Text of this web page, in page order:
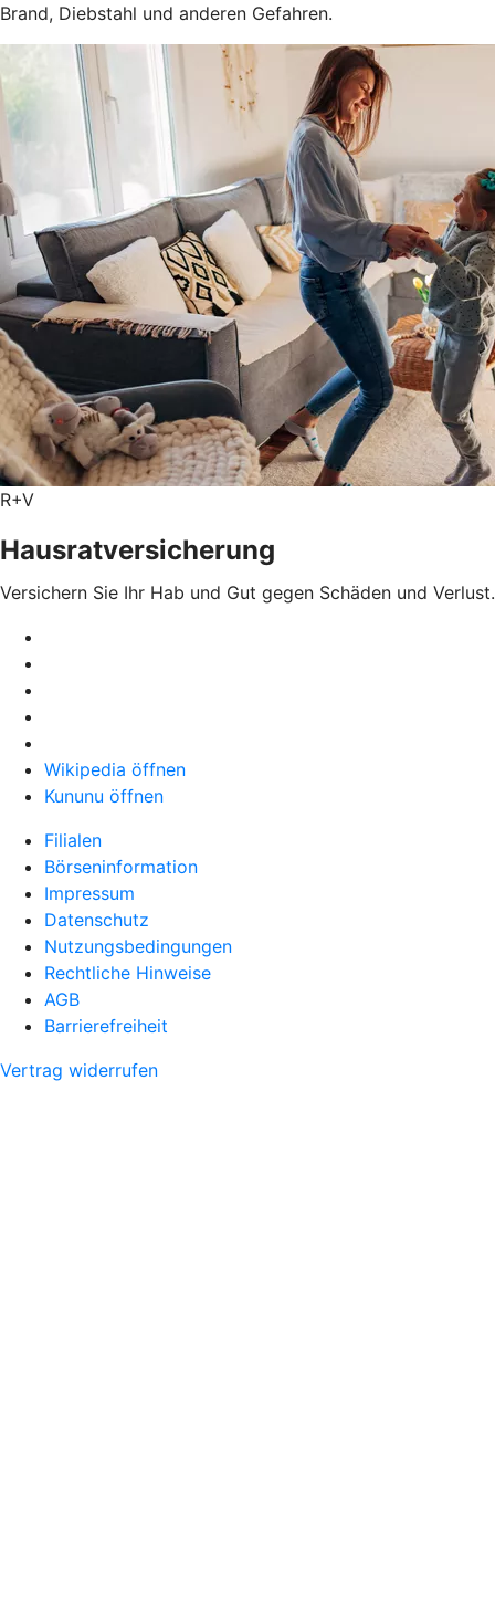
Brand, Diebstahl und anderen Gefahren.
R+V
Hausratversicherung
Versichern Sie Ihr Hab und Gut gegen Schäden und Verlust.
Wikipedia öffnen
Kununu öffnen
Filialen
Börseninformation
Impressum
Datenschutz
Nutzungsbedingungen
Rechtliche Hinweise
AGB
Barrierefreiheit
Vertrag widerrufen